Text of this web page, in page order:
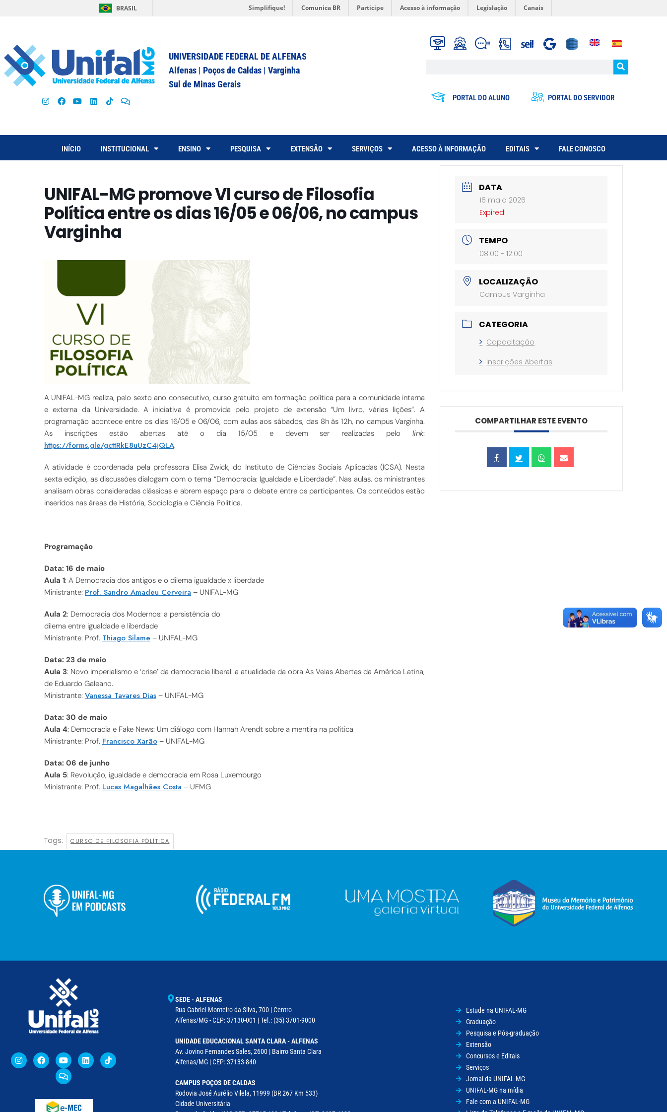
BRASIL Simplifique! Comunica BR Participe Acesso à informação Legislação Canais
UNIVERSIDADE FEDERAL DE ALFENAS
Alfenas | Poços de Caldas | Varginha
Sul de Minas Gerais
PORTAL DO ALUNO PORTAL DO SERVIDOR
INÍCIO INSTITUCIONAL ENSINO PESQUISA EXTENSÃO SERVIÇOS ACESSO À INFORMAÇÃO EDITAIS FALE CONOSCO
UNIFAL-MG promove VI curso de Filosofia
Política entre os dias 16/05 e 06/06, no campus
Varginha
A UNIFAL-MG realiza, pelo sexto ano consecutivo, curso gratuito em formação política para a comunidade interna
e externa da Universidade. A iniciativa é promovida pelo projeto de extensão “Um livro, várias lições”. A
programação acontece entre os dias 16/05 e 06/06, com aulas aos sábados, das 8h às 12h, no campus Varginha.
As inscrições estão abertas até o dia 15/05 e devem ser realizadas pelolink:
https://forms.gle/gcttRkE8uUzC4jQLA.
A atividade é coordenada pela professora Elisa Zwick, do Instituto de Ciências Sociais Aplicadas (ICSA). Nesta
sexta edição, as discussões dialogam com o tema “Democracia: Igualdade e Liberdade”. Nas aulas, os ministrantes
analisam obras consideradas clássicas e abrem espaço para o debate entre os participantes. Os conteúdos estão
inseridos nas áreas de História, Sociologia e Ciência Política.
Programação
Data: 16 de maio
Aula 1: A Democracia dos antigos e o dilema igualdade x liberdade
Ministrante: Prof. Sandro Amadeu Cerveira – UNIFAL-MG
Aula 2: Democracia dos Modernos: a persistência do
dilema entre igualdade e liberdade
Ministrante: Prof. Thiago Silame – UNIFAL-MG
Data: 23 de maio
Aula 3: Novo imperialismo e ‘crise’ da democracia liberal: a atualidade da obra As Veias Abertas da América Latina,
de Eduardo Galeano.
Ministrante: Vanessa Tavares Dias – UNIFAL-MG
Data: 30 de maio
Aula 4: Democracia e Fake News: Um diálogo com Hannah Arendt sobre a mentira na política
Ministrante: Prof. Francisco Xarão – UNIFAL-MG
Data: 06 de junho
Aula 5: Revolução, igualdade e democracia em Rosa Luxemburgo
Ministrante: Prof. Lucas Magalhães Costa – UFMG
Tags: CURSO DE FILOSOFIA PÓLÍTICA
DATA
16 maio 2026
Expired!
TEMPO
08:00 - 12:00
LOCALIZAÇÃO
Campus Varginha
CATEGORIA
Capacitação
Inscrições Abertas
COMPARTILHAR ESTE EVENTO
SEDE - ALFENAS
Rua Gabriel Monteiro da Silva, 700 | Centro
Alfenas/MG - CEP: 37130-001 | Tel.: (35) 3701-9000
UNIDADE EDUCACIONAL SANTA CLARA - ALFENAS
Av. Jovino Fernandes Sales, 2600 | Bairro Santa Clara
Alfenas/MG | CEP: 37133-840
CAMPUS POÇOS DE CALDAS
Rodovia José Aurélio Vilela, 11999 (BR 267 Km 533)
Cidade Universitária
Estude na UNIFAL-MG
Graduação
Pesquisa e Pós-graduação
Extensão
Concursos e Editais
Serviços
Jornal da UNIFAL-MG
UNIFAL-MG na mídia
Fale com a UNIFAL-MG